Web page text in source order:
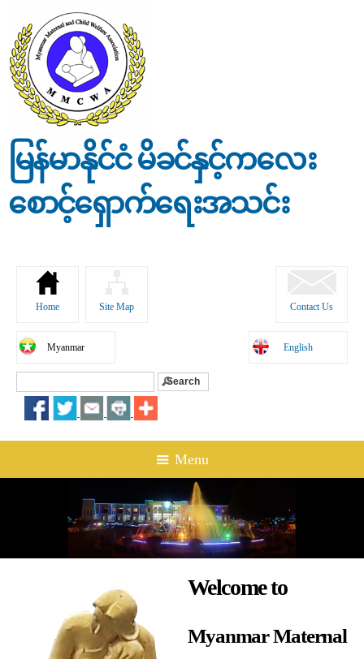
content
မြန်မာနိုင်ငံ မိခင်နှင့်ကလေး
စောင့်ရှောက်ရေးအသင်း
Home Site Map Contact Us
Myanmar English
Search form
☰ Menu
Welcome to
Myanmar Maternal